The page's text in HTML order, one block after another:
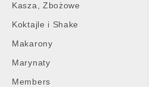
Kasza, Zbożowe
Koktajle i Shake
Makarony
Marynaty
Members